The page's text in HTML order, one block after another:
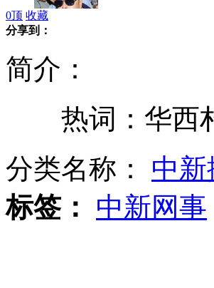
官员更改儿子"公考"成绩被查处
0顶 收藏
分享到：
简介：
热词：华西村
分类名称： 中新
标签：
中新网事